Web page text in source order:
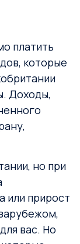
платить
которые
Доходы,
но при
или прирост
вас. Но